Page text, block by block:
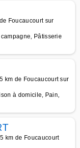
Foucaucourt sur
Pâtisserie
km de Foucaucourt sur
à domicile, Pain,
km de Foucaucourt